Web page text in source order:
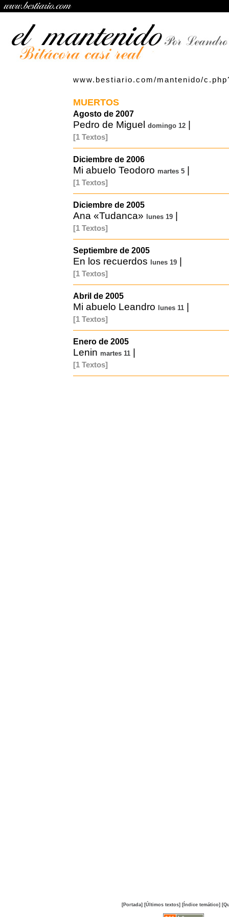
www.bestiario.com/mantenido/
MUERTOS
Agosto de 2007
Pedro de Miguel domingo 12
[1 Textos]
Diciembre de 2006
Mi abuelo Teodoro martes 5
[1 Textos]
Diciembre de 2005
Ana «Tudanca» lunes 19
[1 Textos]
Septiembre de 2005
En los recuerdos lunes 19
[1 Textos]
Abril de 2005
Mi abuelo Leandro lunes 11
[1 Textos]
Enero de 2005
Lenin martes 11
[1 Textos]
[Portada] [Últimos textos] [Índice temático]